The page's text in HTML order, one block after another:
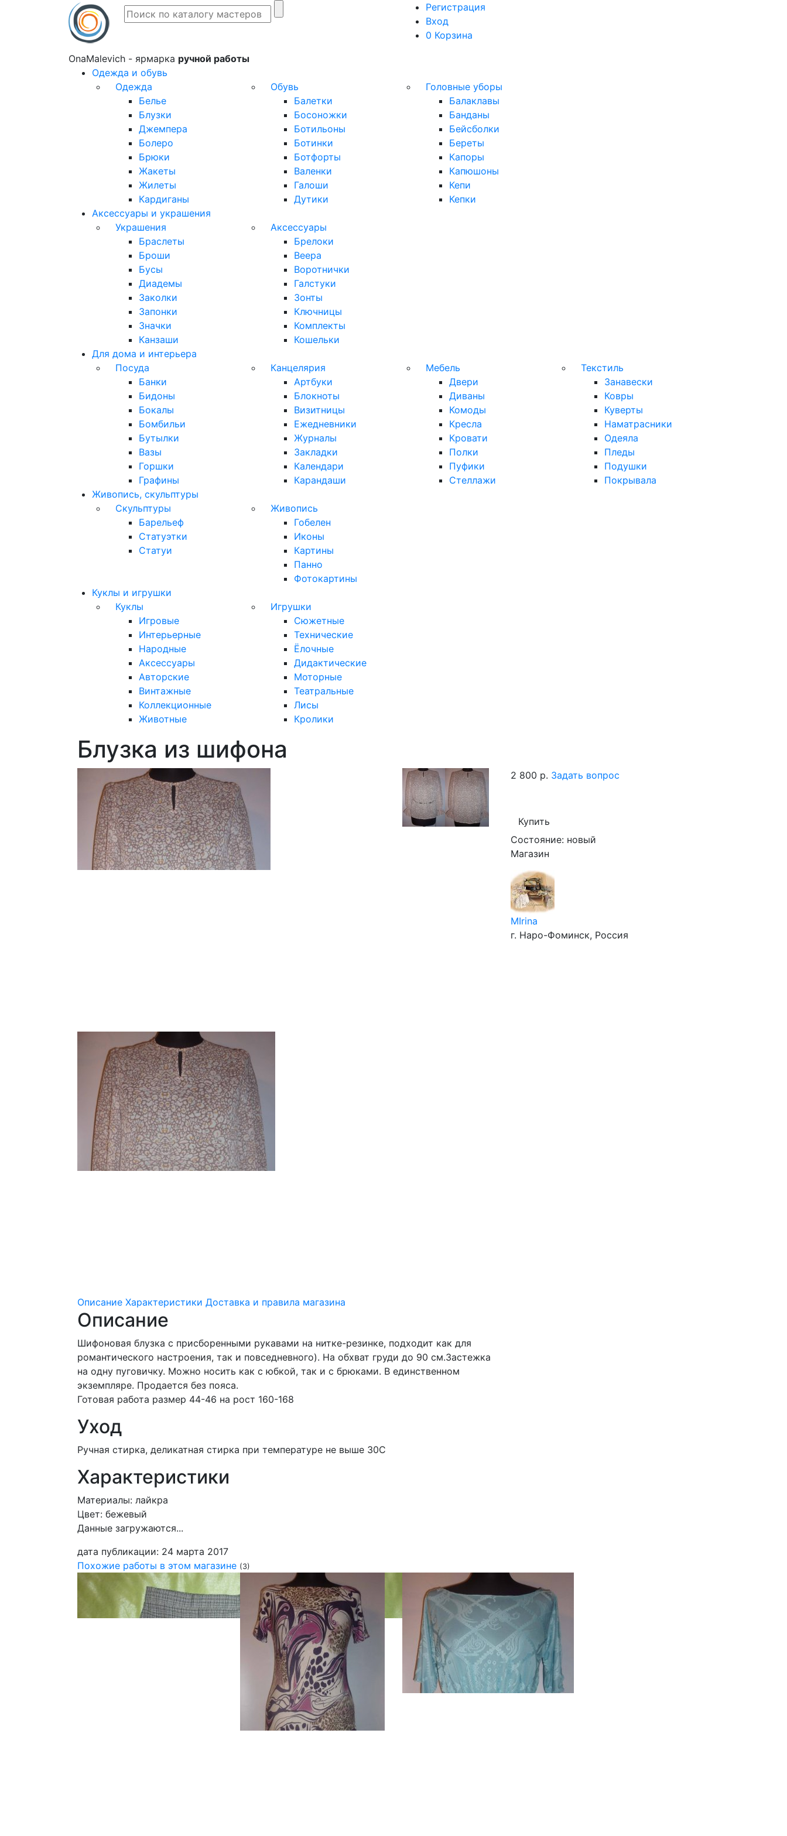
Регистрация
Вход
0 Корзина
OnaMalevich - ярмарка ручной работы
Одежда и обувь
Одежда
Белье
Блузки
Джемпера
Болеро
Брюки
Жакеты
Жилеты
Кардиганы
Обувь
Балетки
Босоножки
Ботильоны
Ботинки
Ботфорты
Валенки
Галоши
Дутики
Головные уборы
Балаклавы
Банданы
Бейсболки
Береты
Капоры
Капюшоны
Кепи
Кепки
Аксессуары и украшения
Украшения
Браслеты
Броши
Бусы
Диадемы
Заколки
Запонки
Значки
Канзаши
Аксессуары
Брелоки
Веера
Воротнички
Галстуки
Зонты
Ключницы
Комплекты
Кошельки
Для дома и интерьера
Посуда
Банки
Бидоны
Бокалы
Бомбильи
Бутылки
Вазы
Горшки
Графины
Канцелярия
Артбуки
Блокноты
Визитницы
Ежедневники
Журналы
Закладки
Календари
Карандаши
Мебель
Двери
Диваны
Комоды
Кресла
Кровати
Полки
Пуфики
Стеллажи
Текстиль
Занавески
Ковры
Куверты
Наматрасники
Одеяла
Пледы
Подушки
Покрывала
Живопись, скульптуры
Скульптуры
Барельеф
Статуэтки
Статуи
Живопись
Гобелен
Иконы
Картины
Панно
Фотокартины
Куклы и игрушки
Куклы
Игровые
Интерьерные
Народные
Аксессуары
Авторские
Винтажные
Коллекционные
Животные
Игрушки
Сюжетные
Технические
Ёлочные
Дидактические
Моторные
Театральные
Лисы
Кролики
Блузка из шифона
Описание Характеристики Доставка и правила магазина
Описание
Шифоновая блузка с присборенными рукавами на нитке-резинке, подходит как для
романтического настроения, так и повседневного). На обхват груди до 90 см.Застежка
на одну пуговичку. Можно носить как с юбкой, так и с брюками. В единственном
экземпляре. Продается без пояса.
Готовая работа размер 44-46 на рост 160-168
Уход
Ручная стирка, деликатная стирка при температуре не выше 30С
Характеристики
Материалы: лайкра
Цвет: бежевый
Данные загружаются...
дата публикации: 24 марта 2017
2 800 р. Задать вопрос
Купить
Состояние: новый
Магазин
MIrina
г. Наро-Фоминск, Россия
Похожие работы в этом магазине (3)